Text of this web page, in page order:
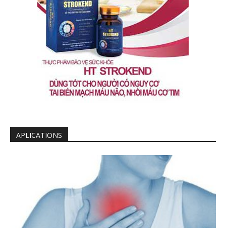
APLICATIONS